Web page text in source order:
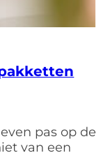
pas op de
van een